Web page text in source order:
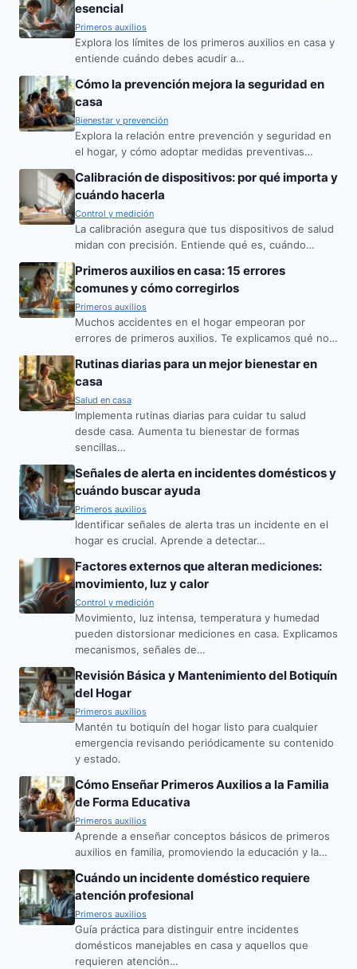
esencial
Primeros auxilios
Explora los límites de los primeros auxilios en casa y
entiende cuándo debes acudir a…
Cómo la prevención mejora la seguridad en
casa
Bienestar y prevención
Explora la relación entre prevención y seguridad en
el hogar, y cómo adoptar medidas preventivas…
Calibración de dispositivos: por qué importa y
cuándo hacerla
Control y medición
La calibración asegura que tus dispositivos de salud
midan con precisión. Entiende qué es, cuándo…
Primeros auxilios en casa: 15 errores
comunes y cómo corregirlos
Primeros auxilios
Muchos accidentes en el hogar empeoran por
errores de primeros auxilios. Te explicamos qué no…
Rutinas diarias para un mejor bienestar en
casa
Salud en casa
Implementa rutinas diarias para cuidar tu salud
desde casa. Aumenta tu bienestar de formas
sencillas…
Señales de alerta en incidentes domésticos y
cuándo buscar ayuda
Primeros auxilios
Identificar señales de alerta tras un incidente en el
hogar es crucial. Aprende a detectar…
Factores externos que alteran mediciones:
movimiento, luz y calor
Control y medición
Movimiento, luz intensa, temperatura y humedad
pueden distorsionar mediciones en casa. Explicamos
mecanismos, señales de…
Revisión Básica y Mantenimiento del Botiquín
del Hogar
Primeros auxilios
Mantén tu botiquín del hogar listo para cualquier
emergencia revisando periódicamente su contenido
y estado.
Cómo Enseñar Primeros Auxilios a la Familia
de Forma Educativa
Primeros auxilios
Aprende a enseñar conceptos básicos de primeros
auxilios en familia, promoviendo la educación y la…
Cuándo un incidente doméstico requiere
atención profesional
Primeros auxilios
Guía práctica para distinguir entre incidentes
domésticos manejables en casa y aquellos que
requieren atención…